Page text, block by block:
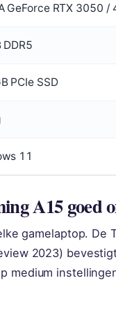
GeForce RTX 3050
DDR5
PCIe SSD
11
A15 goed
gamelaptop. De
2023)
medium